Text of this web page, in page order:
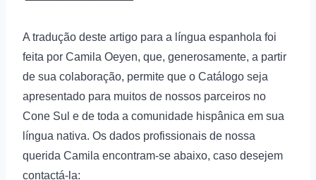
A tradução deste artigo para a língua espanhola foi
feita por Camila Oeyen, que, generosamente, a partir
de sua colaboração, permite que o Catálogo seja
apresentado para muitos de nossos parceiros no
Cone Sul e de toda a comunidade hispânica em sua
língua nativa. Os dados profissionais de nossa
querida Camila encontram-se abaixo, caso desejem
contactá-la: